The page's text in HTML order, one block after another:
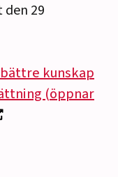
den 29
kunskap
(öppnar